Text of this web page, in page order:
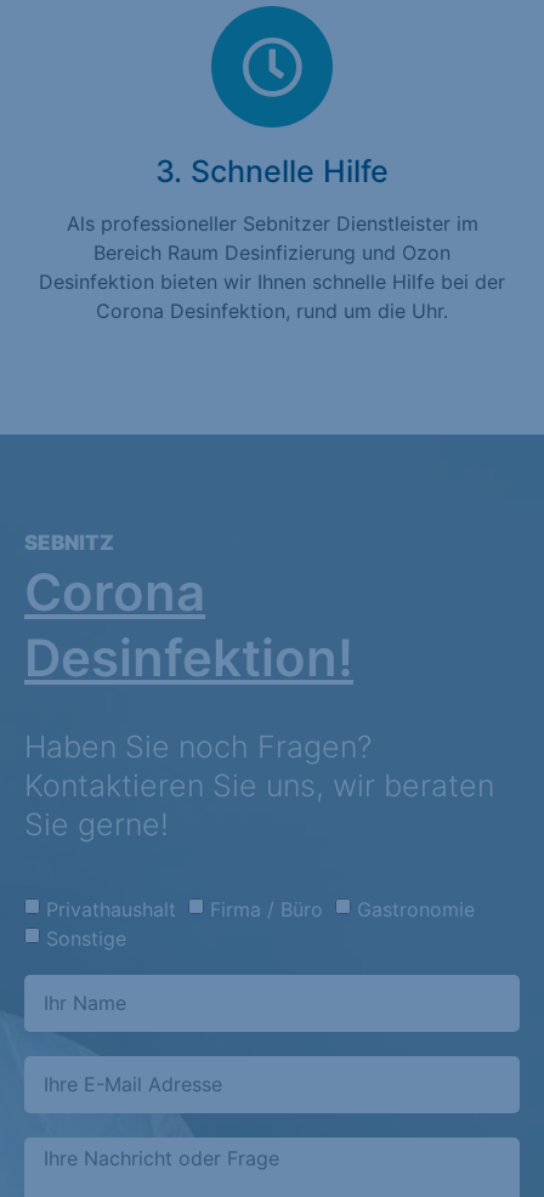
3. Schnelle Hilfe
Als professioneller Sebnitzer Dienstleister im
Bereich Raum Desinfizierung und Ozon
Desinfektion bieten wir Ihnen schnelle Hilfe bei der
Corona Desinfektion, rund um die Uhr.
SEBNITZ
Corona
Desinfektion!
Haben Sie noch Fragen?
Kontaktieren Sie uns, wir beraten
Sie gerne!
Privathaushalt Firma / Büro
Gastronomie
Sonstige